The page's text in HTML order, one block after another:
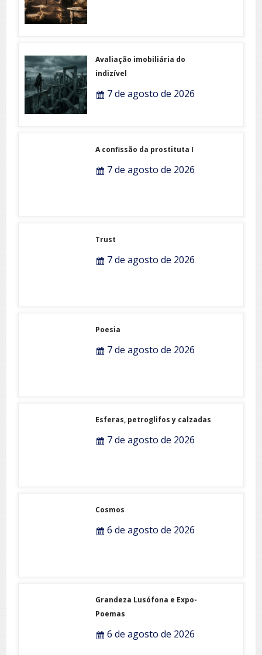
Avaliação imobiliária do
indizível
7 de agosto de 2026
A confissão da prostituta I
7 de agosto de 2026
Trust
7 de agosto de 2026
Poesia
7 de agosto de 2026
Esferas, petroglifos y calzadas
7 de agosto de 2026
Cosmos
6 de agosto de 2026
Grandeza Lusófona e Expo-
Poemas
6 de agosto de 2026